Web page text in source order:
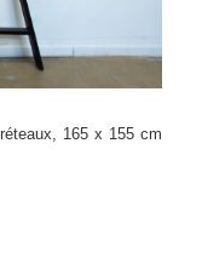
165 x 155 cm